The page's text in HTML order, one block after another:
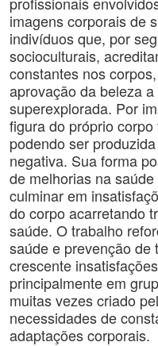
imagens corporais de
indivíduos que, por
socioculturais,
constantes nos
aprovação da beleza
superexplorada. Por
figura do próprio
podendo ser
negativa. Sua forma
de melhorias na
culminar em
do corpo acarretando
saúde. O trabalho
saúde e prevenção de
crescente
principalmente em
muitas vezes criado
necessidades de
adaptações corporais.